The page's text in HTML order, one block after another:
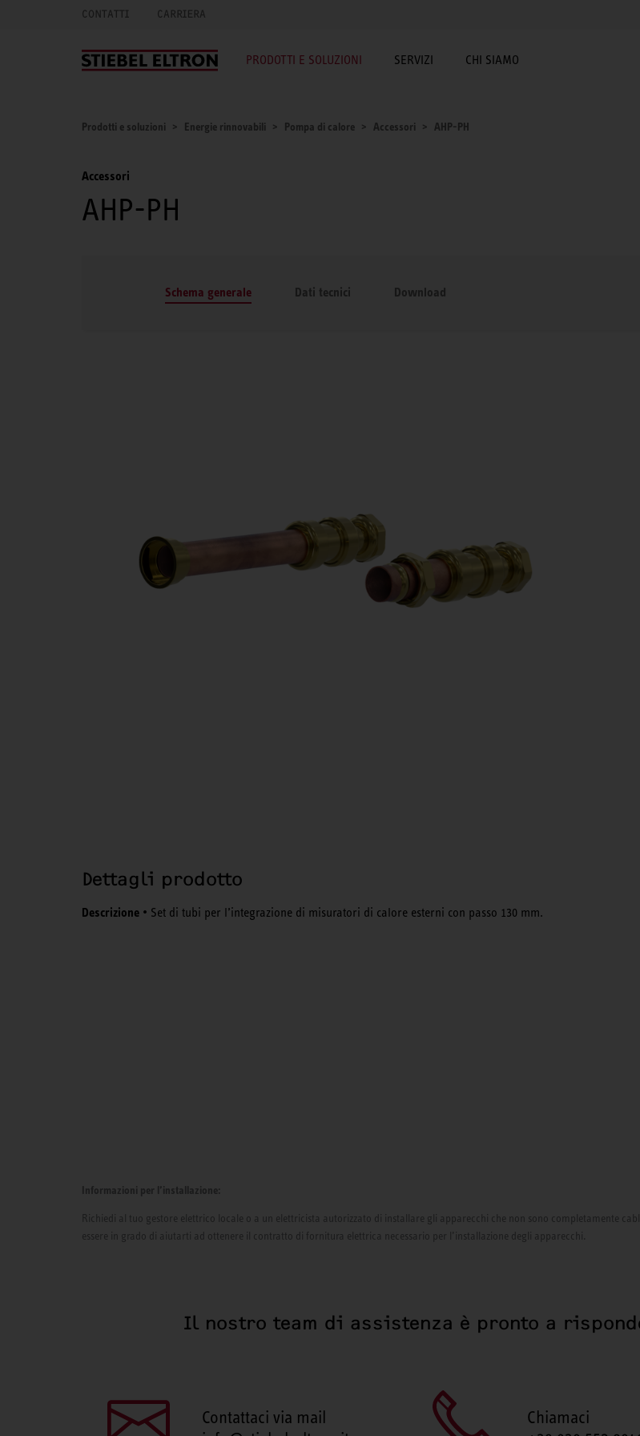
CONTATTI CARRIERA
PRODOTTI E SOLUZIONI SERVIZI CHI SIAMO
Prodotti e soluzioni Energie rinnovabili Pompa di calore Accessori AHP-PH
Accessori
AHP-PH
Schema generale Dati tecnici Download
Dettagli prodotto
Descrizione • Set di tubi per l’integrazione di misuratori di calore esterni con passo 130 mm.
Informazioni per l’installazione:
Richiedi al tuo gestore elettrico locale o a un elettricista autorizzato di installare gli apparecchi che non sono completamente
essere in grado di aiutarti ad ottenere il contratto di fornitura elettrica necessario per l’installazione degli apparecchi.
Il nostro team di assistenza è pronto a
Contattaci via mail
Chiamaci